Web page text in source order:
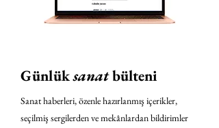
Günlüksanatbülteni
Sanat haberleri, özenle hazırlanmış içerikler,
seçilmiş sergilerden ve mekânlardan bildirimler